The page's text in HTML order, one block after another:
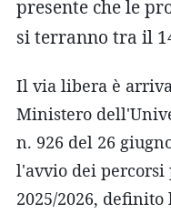
presente che le
si terranno tra il
Il via libera è
Ministero
n. 926 del 26
l'avvio dei percorsi
2025/2026,